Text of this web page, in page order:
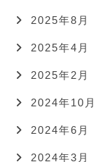
2025年8月
2025年4月
2025年2月
2024年10月
2024年6月
2024年3月